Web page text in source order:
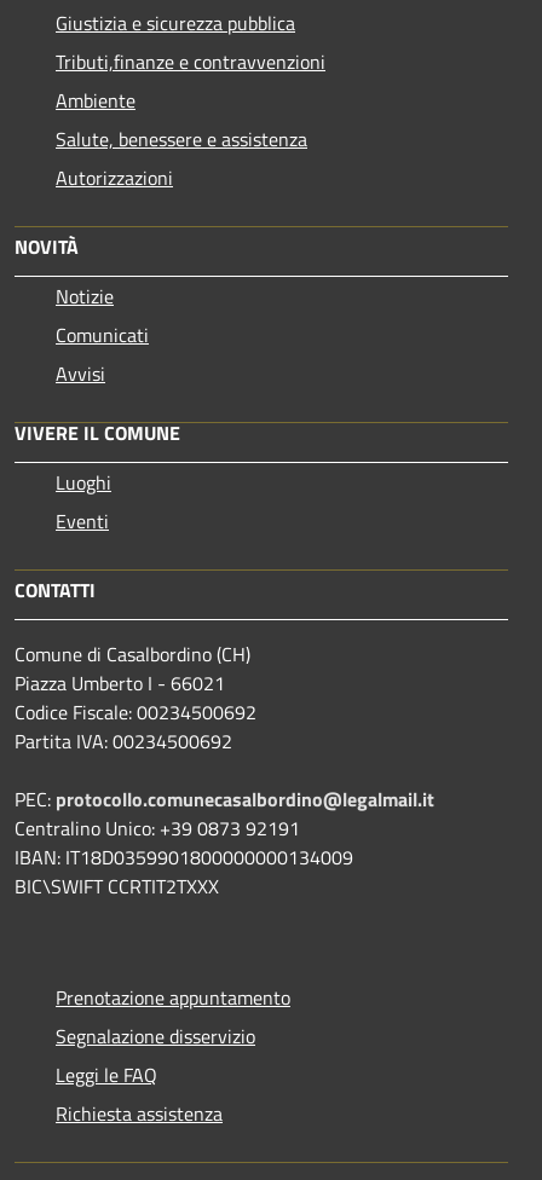
Giustizia e sicurezza pubblica
Tributi,finanze e contravvenzioni
Ambiente
Salute, benessere e assistenza
Autorizzazioni
NOVITÀ
Notizie
Comunicati
Avvisi
VIVERE IL COMUNE
Luoghi
Eventi
CONTATTI
Comune di Casalbordino (CH)
Piazza Umberto I - 66021
Codice Fiscale: 00234500692
Partita IVA: 00234500692
PEC: protocollo.comunecasalbordino@legalmail.it
Centralino Unico: +39 0873 92191
IBAN: IT18D0359901800000000134009
BIC\SWIFT CCRTIT2TXXX
Prenotazione appuntamento
Segnalazione disservizio
Leggi le FAQ
Richiesta assistenza